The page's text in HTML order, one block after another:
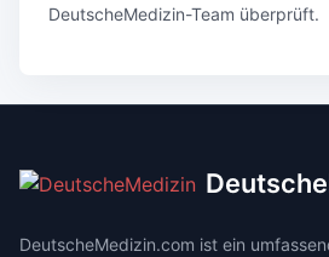
DeutscheMedizin-Team überprüft.
DeutscheMedizin.com ist ein